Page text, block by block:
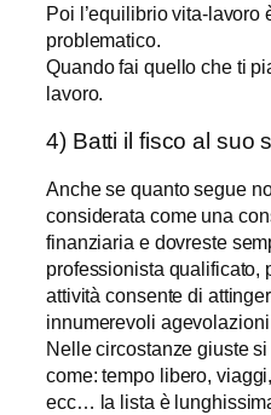
Poi l’equilibrio vita-lavoro
problematico.
Quando fai quello che ti
lavoro.
4) Batti il fisco al suo
Anche se quanto segue
considerata come una
finanziaria e dovreste
professionista qualificato,
attività consente di
innumerevoli
Nelle circostanze giuste
come: tempo libero,
ecc… la lista è